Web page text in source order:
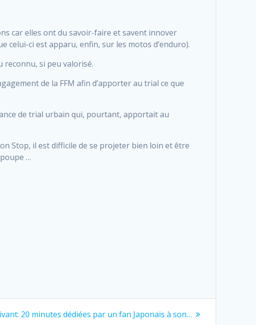
car elles ont du savoir-faire et savent innover
celui-ci est apparu, enfin, sur les motos d’enduro).
si peu valorisé.
de la FFM afin d’apporter au trial ce que
de trial urbain qui, pourtant, apportait au
Stop, il est difficile de se projeter bien loin et être
…
Next
20 minutes dédiées par un fan Japonais à son…